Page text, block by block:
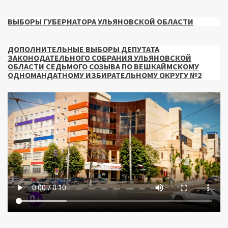
ВЫБОРЫ ГУБЕРНАТОРА УЛЬЯНОВСКОЙ ОБЛАСТИ
ДОПОЛНИТЕЛЬНЫЕ ВЫБОРЫ ДЕПУТАТА
ЗАКОНОДАТЕЛЬНОГО СОБРАНИЯ УЛЬЯНОВСКОЙ
ОБЛАСТИ СЕДЬМОГО СОЗЫВА ПО ВЕШКАЙМСКОМУ
ОДНОМАНДАТНОМУ ИЗБИРАТЕЛЬНОМУ ОКРУГУ №2